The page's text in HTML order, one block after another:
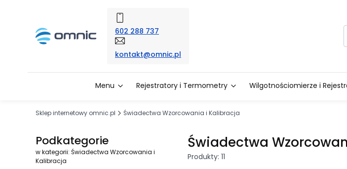
602 288 737
kontakt@omnic.pl
Menu Rejestratory i Termometry Wilgotnościomierze i
Sklep internetowy omnic.pl Świadectwa Wzorcowania i Kalibracja
Podkategorie
w kategorii: Świadectwa Wzorcowania i
Kalibracja
Świadectwa
Produkty: 11